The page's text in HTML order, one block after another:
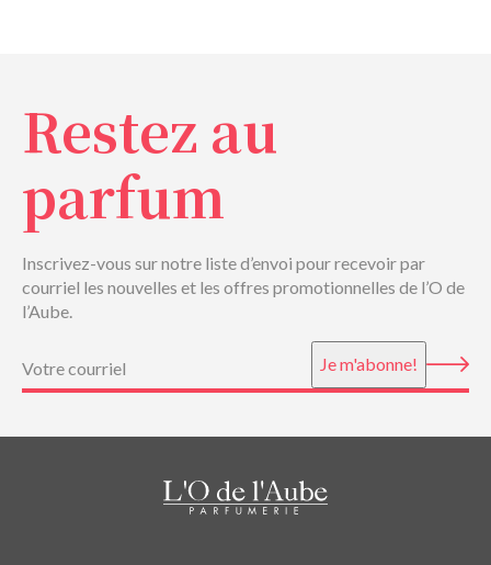
Restez au
parfum
Inscrivez-vous sur notre liste d’envoi pour recevoir par
courriel les nouvelles et les offres promotionnelles de l’O de
l’Aube.
Je m'abonne!